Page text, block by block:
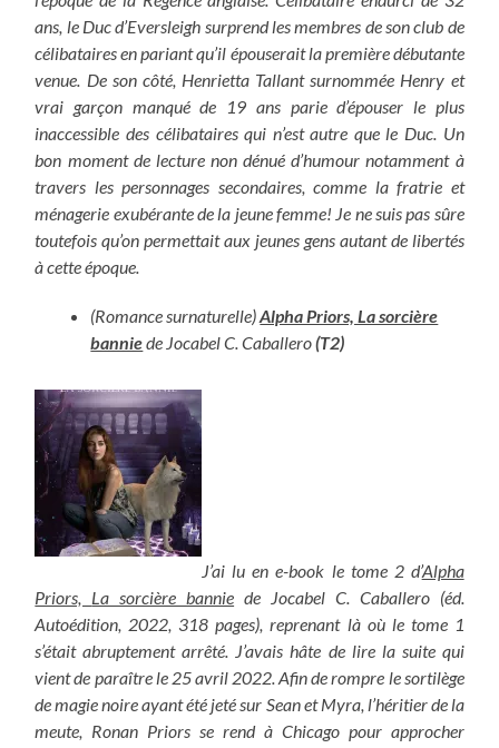
ans, le Duc d’Eversleigh surprend les membres de son club de
célibataires en pariant qu’il épouserait la première débutante
venue. De son côté, Henrietta Tallant surnommée Henry et
vrai garçon manqué de 19 ans parie d’épouser le plus
inaccessible des célibataires qui n’est autre que le Duc. Un
bon moment de lecture non dénué d’humour notamment à
travers les personnages secondaires, comme la fratrie et
ménagerie exubérante de la jeune femme! Je ne suis pas sûre
toutefois qu’on permettait aux jeunes gens autant de libertés
à cette époque.
(Romance surnaturelle)Alpha Priors, La sorcière
banniede Jocabel C. Caballero(T2)
J’ai lu en e-book le tome 2 d’Alpha
Priors, La sorcière bannie de Jocabel C. Caballero (éd.
Autoédition, 2022, 318 pages), reprenant là où le tome 1
s’était abruptement arrêté. J’avais hâte de lire la suite qui
vient de paraître le 25 avril 2022. Afin de rompre le sortilège
de magie noire ayant été jeté sur Sean et Myra, l’héritier de la
meute, Ronan Priors se rend à Chicago pour approcher